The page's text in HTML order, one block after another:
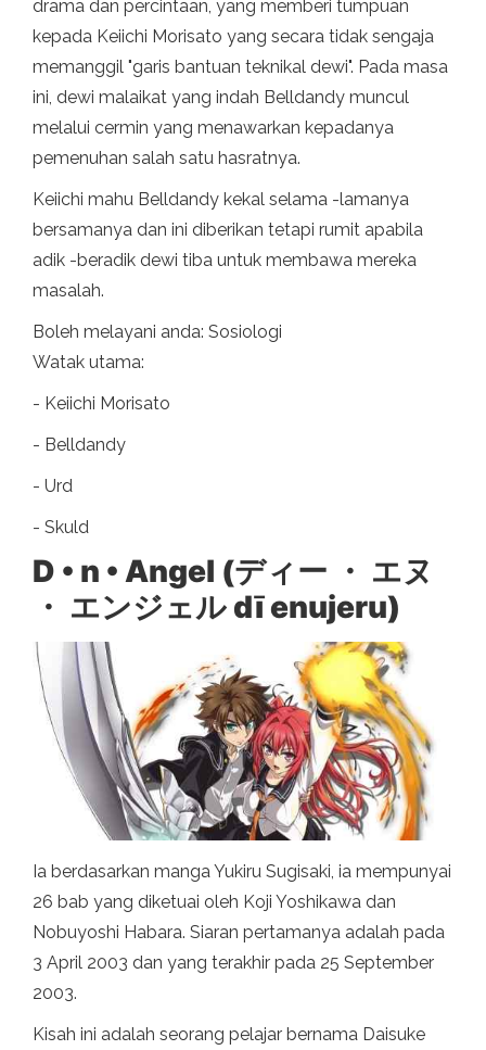
drama dan percintaan, yang memberi tumpuan
kepada Keiichi Morisato yang secara tidak sengaja
memanggil "garis bantuan teknikal dewi". Pada masa
ini, dewi malaikat yang indah Belldandy muncul
melalui cermin yang menawarkan kepadanya
pemenuhan salah satu hasratnya.
Keiichi mahu Belldandy kekal selama -lamanya
bersamanya dan ini diberikan tetapi rumit apabila
adik -beradik dewi tiba untuk membawa mereka
masalah.
Boleh melayani anda: Sosiologi
Watak utama:
- Keiichi Morisato
- Belldandy
- Urd
- Skuld
D • n • Angel (ディー ・ エヌ
・ エンジェル dī enujeru)
Ia berdasarkan manga Yukiru Sugisaki, ia mempunyai
26 bab yang diketuai oleh Koji Yoshikawa dan
Nobuyoshi Habara. Siaran pertamanya adalah pada
3 April 2003 dan yang terakhir pada 25 September
2003.
Kisah ini adalah seorang pelajar bernama Daisuke